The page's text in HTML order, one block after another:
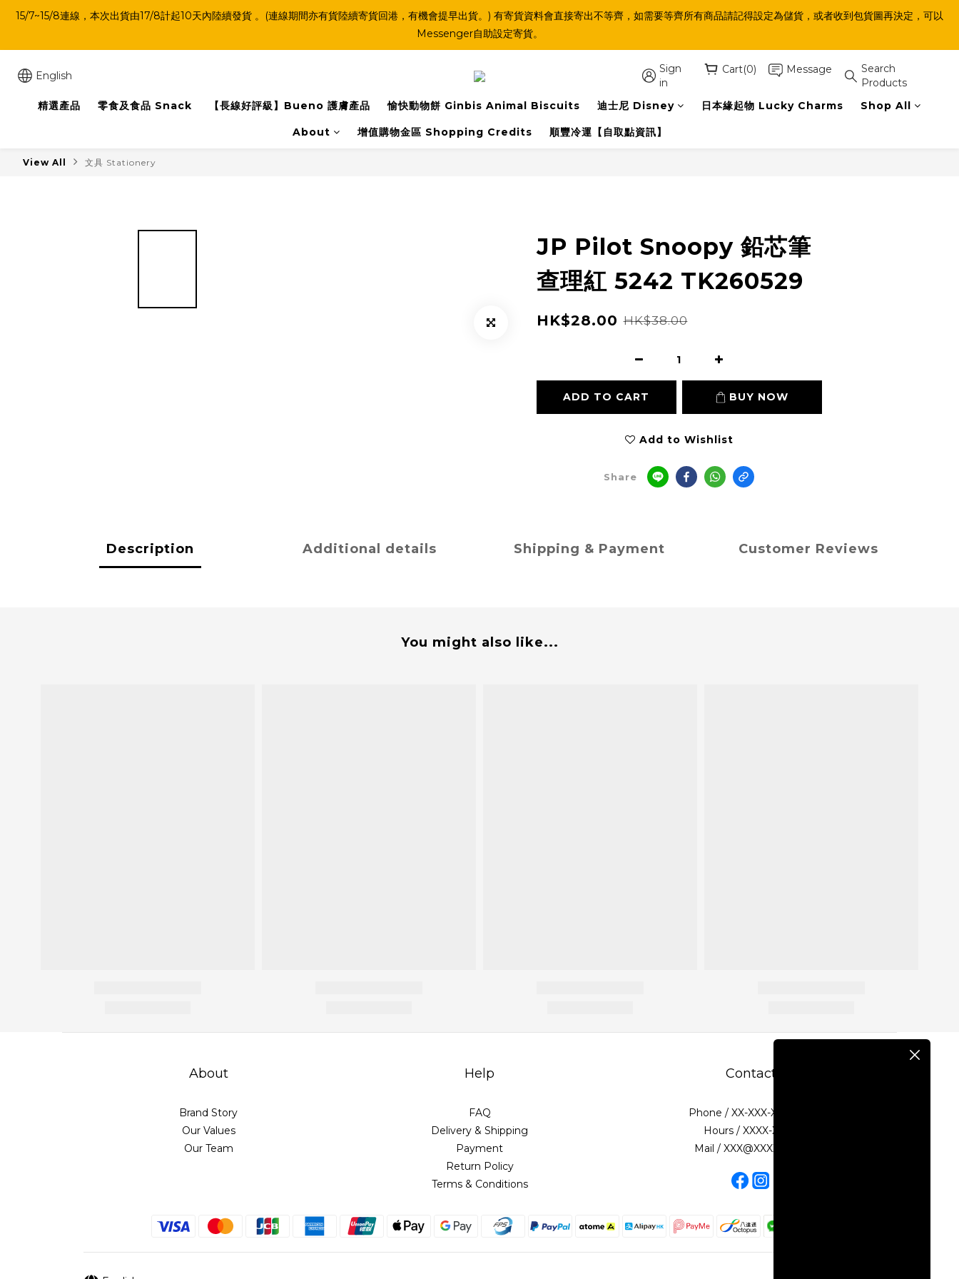
15/7~15/8連線，本次出貨由17/8計起10天內陸續發貨 。(連線期間亦有貨陸續寄貨回港，有機會提早出貨。) 有寄貨資料會直接寄出不等齊，如需要等齊所有商品請記得設定為儲貨，或者收到包貨圖再決定，可以
Messenger自助設定寄貨。
English
Sign
in
Cart(0) Message
Search
Products
精選產品
零食及食品 Snack 【長線好評級】Bueno 護膚產品 愉快動物餅 Ginbis Animal Biscuits 迪士尼 Disney 日本緣起物 Lucky Charms Shop All
About 增值購物金區 Shopping Credits 順豐冷運【自取點資訊】
View All 文具 Stationery
JP Pilot Snoopy 鉛芯筆
查理紅 5242 TK260529
HK$28.00 HK$38.00
ADD TO CART BUY NOW
Add to Wishlist
Share
Description Additional details Shipping & Payment Customer Reviews
You might also like...
About
Brand Story
Our Values
Our Team
Help
FAQ
Delivery & Shipping
Payment
Return Policy
Terms & Conditions
Contact
Phone / XX-XXX-XXX-XXX
Hours / XXXX-XXXX
Mail / XXX@XXXX.COM